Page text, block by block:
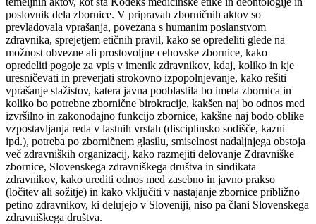
poslovnik dela zbornice. V pripravah zborničnih aktov so
prevladovala vprašanja, povezana s humanim poslanstvom
zdravnika, sprejetjem etičnih pravil, kako se opredeliti glede na
možnost obvezne ali prostovoljne cehovske zbornice, kako
opredeliti pogoje za vpis v imenik zdravnikov, kdaj, koliko in kje
uresničevati in preverjati strokovno izpopolnjevanje, kako rešiti
vprašanje stažistov, katera javna pooblastila bo imela zbornica in
koliko bo potrebne zbornične birokracije, kakšen naj bo odnos med
izvršilno in zakonodajno funkcijo zbornice, kakšne naj bodo oblike
vzpostavljanja reda v lastnih vrstah (disciplinsko sodišče, kazni
ipd.), potreba po zborničnem glasilu, smiselnost nadaljnjega obstoja
več zdravniških organizacij, kako razmejiti delovanje Zdravniške
zbornice, Slovenskega zdravniškega društva in sindikata
zdravnikov, kako urediti odnos med zasebno in javno prakso
(ločitev ali sožitje) in kako vključiti v nastajanje zbornice približno
petino zdravnikov, ki delujejo v Sloveniji, niso pa člani Slovenskega
zdravniškega društva.